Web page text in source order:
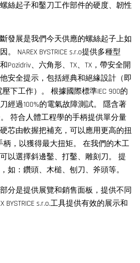
絲起子和鑿刀工作部件的硬度、韌性
發展是我們今天供應的螺絲起子上如
NAREX BYSTRICE s.r.o提供多種型
Pozidriv、六角形、TX、TX，帶安全開
安全提示，包括經典和絕緣設計（即
下工作）。 根據國際標準IEC 900的
經過100%的電氣故障測試。 隱含著
符合人體工程學的手柄提供單分量
芯由軟握把補充，可以應用更高的扭
柄，以獲得最大扭矩。 在我們的木工
以選擇斜邊鑿、打鑿、雕刻刀。 提
如：鑽頭、木槌、刨刀、斧頭等。
分是提供展覽和銷售面板，提供不同
BYSTRICE s.r.o.工具提供有效的展示和